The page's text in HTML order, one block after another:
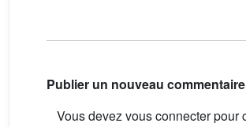
Publier un nouveau
Vous devez vous connecter pour